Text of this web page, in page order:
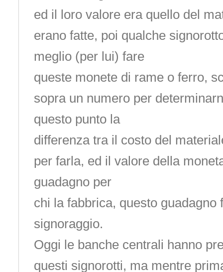
ed il loro valore era quello del
erano fatte, poi qualche
meglio (per lui) fare
queste monete di rame o ferro,
sopra un numero per
questo punto la
differenza tra il costo del
per farla, ed il valore della
guadagno per
chi la fabbrica, questo guadagno
signoraggio.
Oggi le banche centrali hanno
questi signorotti, ma mentre